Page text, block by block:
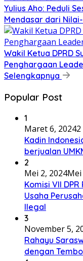
Yulius Aho: Peduli
Mendasar dari
Wakil Ketua DPRD
Penghargaan
Selengkapnya
Popular Post
1
Maret 6, 2024
Kadin
berjualan
2
Mei 2, 2024Mei
Komisi VII
Usaha
Ilegal
3
November 5,
Rahayu
dengan